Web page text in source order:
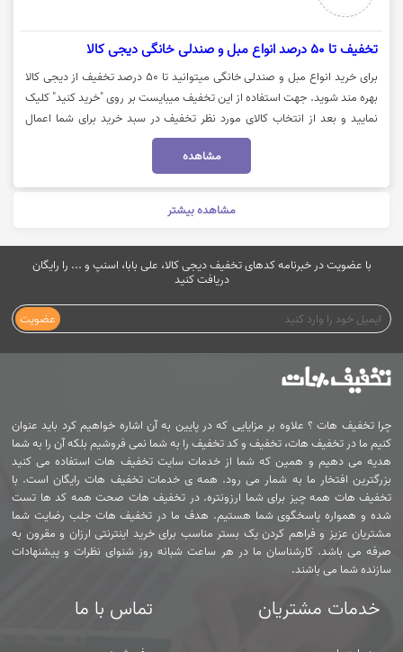
تخفیف تا 50 درصد انواع مبل و صندلی خانگی دیجی کالا
برای خرید انواع مبل و صندلی خانگی میتوانید تا 50 درصد تخفیف از دیجی کالا
بهره مند شوید. جهت استفاده از این تخفیف میبایست بر روی "خرید کنید" کلیک
نمایید و بعد از انتخاب کالای مورد نظر تخفیف در سبد خرید برای شما اعمال
مشاهده
مشاهده بیشتر
با عضویت در خبرنامه کدهای تخفیف دیجی کالا، علی بابا، اسنپ و ... را رایگان
دریافت کنید
عضویت
چرا تخفیف هات ؟ علاوه بر مزایایی که در پایین به آن اشاره خواهیم کرد باید عنوان
کنیم ما در تخفیف هات، تخفیف و کد تخفیف را به شما نمی فروشیم بلکه آن را به شما
هدیه می دهیم و همین که شما از خدمات سایت تخفیف هات استفاده می کنید
بزرگترین افتخار ما به شمار می رود. همه ی خدمات تخفیف هات رایگان است. با
تخفیف هات همه چیز برای شما ارزونتره. در تخفیف هات صحت همه کد ها تست
شده و همواره پاسخگوی شما هستیم. هدف ما در تخفیف هات جلب رضایت شما
مشتریان عزیز و فراهم کردن یک بستر مناسب برای خرید اینترنتی ارزان و مقرون به
صرفه می باشد. کارشناسان ما در هر ساعت شبانه روز شنوای نظرات و پیشنهادات
سازنده شما می باشند.
خدمات مشتریان تماس با ما